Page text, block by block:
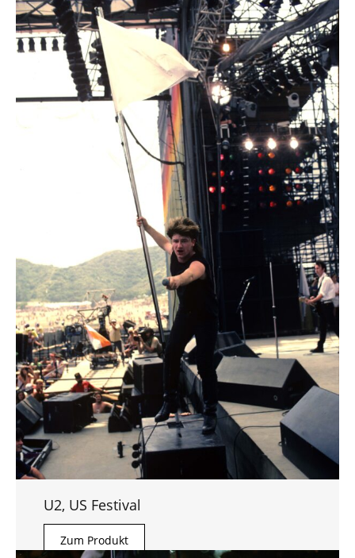
U2, US Festival
Zum Produkt